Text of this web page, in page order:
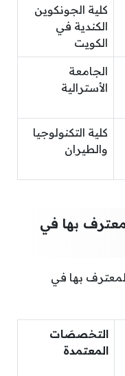
كلية الجونكوين
الكندية في
الكويت
الجامعة
الأسترالية
كلية التكنولوجيا
والطيران
بها في
بها في
التخصصَات
المعتمدة